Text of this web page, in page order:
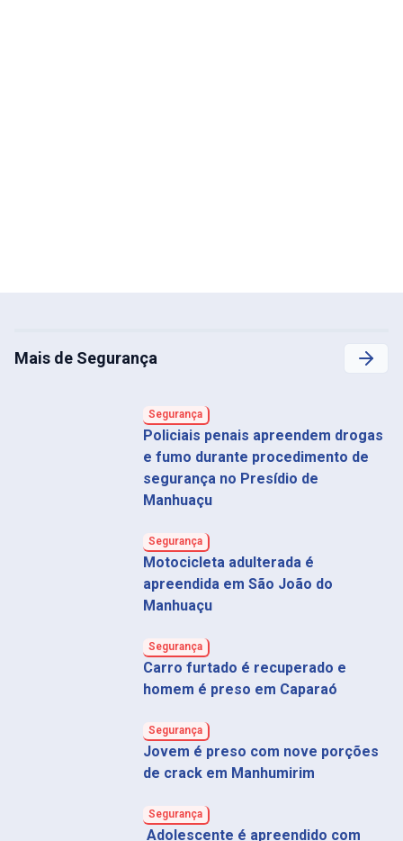
Mais de Segurança
Segurança
Policiais penais apreendem drogas
e fumo durante procedimento de
segurança no Presídio de
Manhuaçu
Segurança
Motocicleta adulterada é
apreendida em São João do
Manhuaçu
Segurança
Carro furtado é recuperado e
homem é preso em Caparaó
Segurança
Jovem é preso com nove porções
de crack em Manhumirim
Segurança
Adolescente é apreendido com